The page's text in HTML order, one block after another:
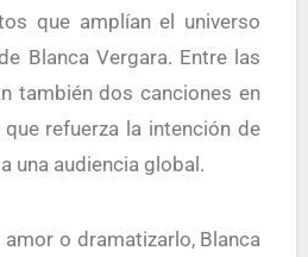
que amplían el universo
Blanca Vergara. Entre las
también dos canciones en
refuerza la intención de
una audiencia global.